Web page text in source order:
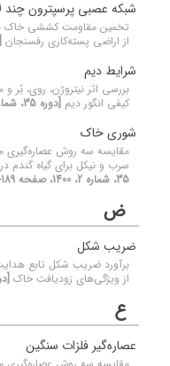
شبکه عصبی پرسپترون چند
تخمین مقاومت کششی خاک
از اراضی پسته‌کاری رفسنجان
شرایط دیم
بررسی اثر نیتروژن، روی،
کیفی انگور دیم [دوره 35، شماره 2، 1400، صفحه 135-154]
شوری خاک
مقایسه سه روش عصاره‌گیری
سرب و نیکل برای گیاه گندم
35، شماره 2، 1400، صفحه 189-206]
ض
ضریب شکل
برآورد ضریب شکل تابع
از ویژگی‌های زودیافت خاک [دوره 35،
ع
عصاره‌گیر فلزات سنگین